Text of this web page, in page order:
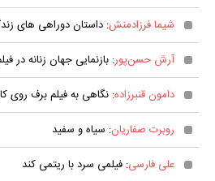
شیما فرزادمنش: داستان دوراهی های
آرش حسن‌پور: بازنمایی جهان زنانه در
دامون قنبرزاده: نگاهی به فیلم برف روی
روبرت صفاریان: سیاه و سفید
علی فارسی: فیلمی سرد با ریتمی کند